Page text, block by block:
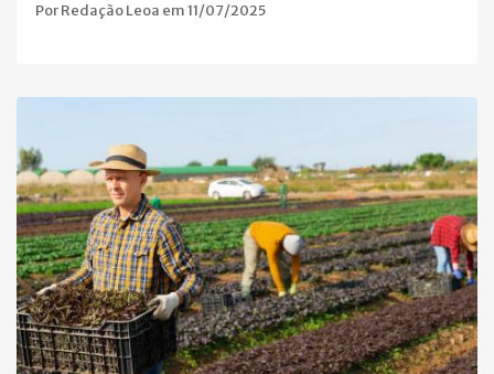
Por Redação Leoa em 11/07/2025